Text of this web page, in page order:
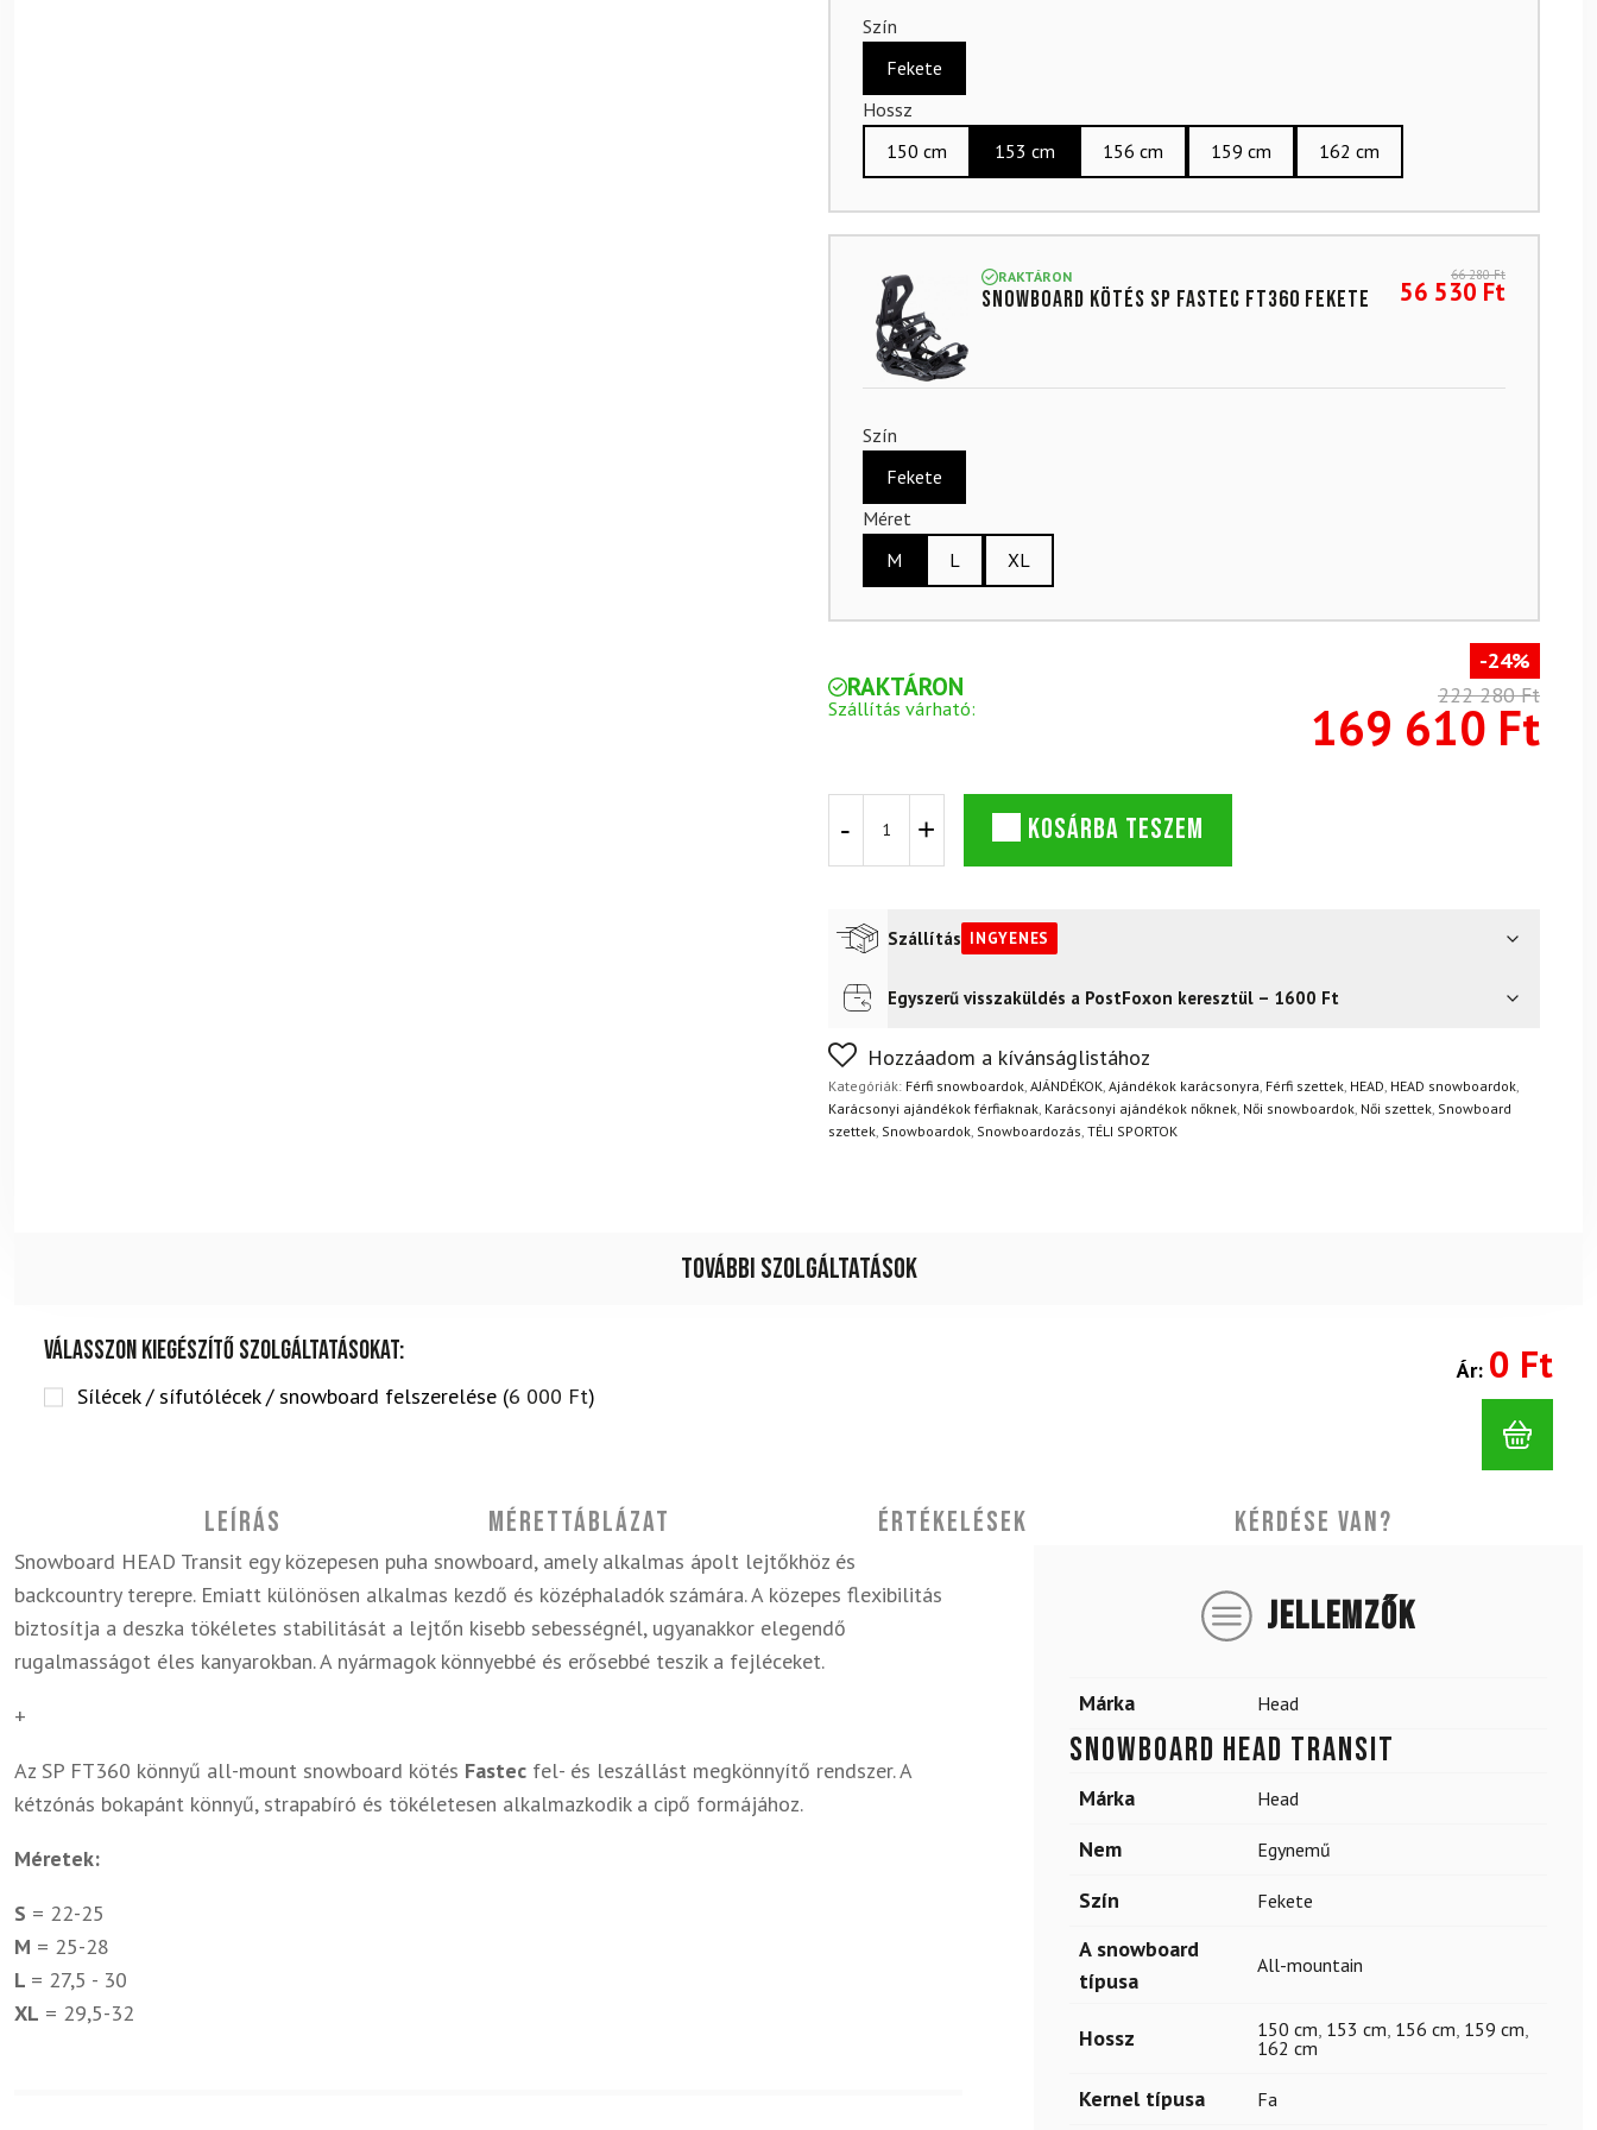
Szín
Fekete
Hossz
150 cm
153 cm 156 cm 159 cm 162 cm
RAKTÁRON
Snowboard kötés SP Fastec FT360 Fekete
66 280Ft
56 530 Ft
Szín
Fekete
Méret
M
L XL
RAKTÁRON
Szállítás várható:
-24%
222 280 Ft
169 610 Ft
HEAD
Fastec
mennyiség
KOSÁRBA TESZEM
Szállítás INGYENES
Futár a címreIngyenes
Egyszerű visszaküldés a PostFoxon keresztül – 1600 Ft
Nem biztos a választásában? Semmi gond – a terméket egyszerűen visszaküldheti 14
napon belül, indoklás nélkül.Mik a visszaküldés feltételei?
Hozzáadom a kívánságlistához
Kategóriák: Férfi snowboardok, AJÁNDÉKOK, Ajándékok karácsonyra Férfi szettek, HEAD HEAD snowboardok,
Karácsonyi ajándékok férfiaknak, Karácsonyi ajándékok nőknek, Női snowboardok, Női szettek, Snowboard
szettek, Snowboardok, Snowboardozás TÉLI SPORTOK
További szolgáltatások
Válasszon kiegészítő szolgáltatásokat:
Sílécek / sífutólécek / snowboard felszerelése (6 000 Ft)
Ár: 0 Ft
Leírás Mérettáblázat Értékelések Kérdése van?
Snowboard HEAD Transit egy közepesen puha snowboard, amely alkalmas ápolt lejtőkhöz és
backcountry terepre. Emiatt különösen alkalmas kezdő és középhaladók számára. A közepes flexibilitás
biztosítja a deszka tökéletes stabilitását a lejtőn kisebb sebességnél, ugyanakkor elegendő
rugalmasságot éles kanyarokban. A nyármagok könnyebbé és erősebbé teszik a fejléceket.
+
Az SP FT360 könnyű all-mount snowboard kötés Fastec fel- és leszállást megkönnyítő rendszer. A
kétzónás bokapánt könnyű, strapabíró és tökéletesen alkalmazkodik a cipő formájához.
Méretek:
S = 22-25
M = 25-28
L = 27,5 - 30
XL = 29,5-32
JELLEMZŐK
Márka Head
Snowboard HEAD Transit
Márka Head
Nem Egynemű
Szín Fekete
A snowboard
típusa
All-mountain
Hossz 150 cm, 153 cm, 156 cm, 159 cm,
162 cm
Kernel típusa Fa